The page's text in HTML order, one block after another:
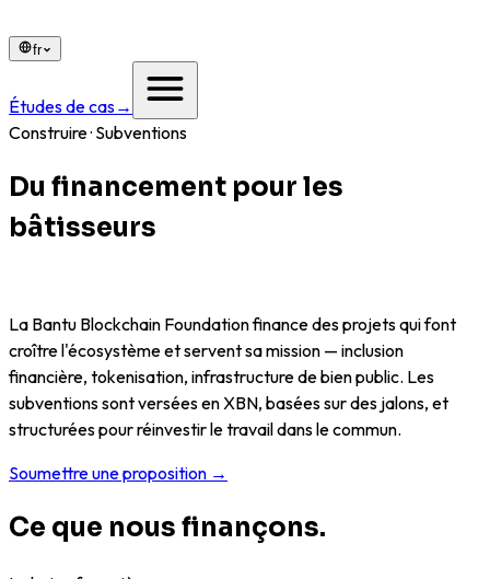
fr
Études de cas→
Construire · Subventions
Du financement pour les
bâtisseurs
La Bantu Blockchain Foundation finance des projets qui font
croître l'écosystème et servent sa mission — inclusion
financière, tokenisation, infrastructure de bien public. Les
subventions sont versées en XBN, basées sur des jalons, et
structurées pour réinvestir le travail dans le commun.
Soumettre une proposition →
Ce que nous finançons.